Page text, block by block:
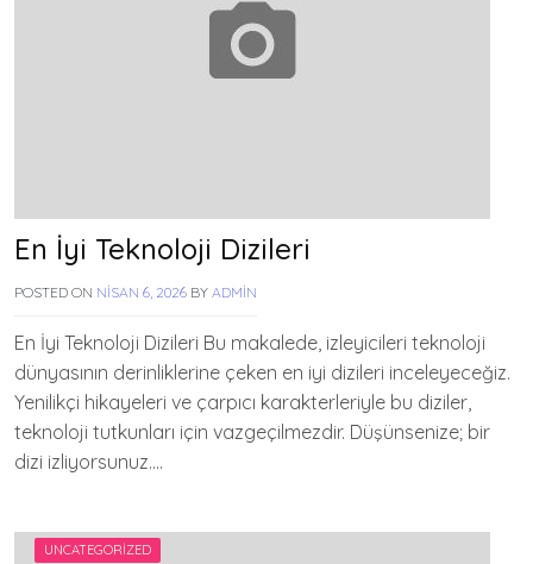
En İyi Teknoloji Dizileri
POSTED ON NISAN 6, 2026 BY ADMIN
En İyi Teknoloji Dizileri Bu makalede, izleyicileri teknoloji
dünyasının derinliklerine çeken en iyi dizileri inceleyeceğiz.
Yenilikçi hikayeleri ve çarpıcı karakterleriyle bu diziler,
teknoloji tutkunları için vazgeçilmezdir. Düşünsenize; bir
dizi izliyorsunuz….
UNCATEGORIZED